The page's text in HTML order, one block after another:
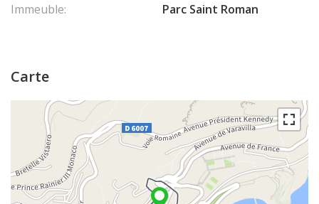
Immeuble:
Parc Saint Roman
Carte